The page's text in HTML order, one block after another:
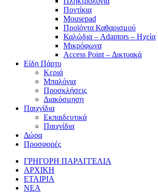
Ποντίκια
Mousepad
Προϊόντα Καθαρισμού
Καλώδια – Adaptors – Ηχεία
Μικρόφωνα
Access Point – Δικτυακά
Είδη Πάρτυ
Κεριά
Μπαλόνια
Προσκλήσεις
Διακόσμηση
Παιχνίδια
Εκπαιδευτικά
Παιχνίδια
Δώρα
Προσφορές
ΓΡΗΓΟΡΗ ΠΑΡΑΓΓΕΛΙΑ
ΑΡΧΙΚΗ
ΕΤΑΙΡΙΑ
ΝΕΑ